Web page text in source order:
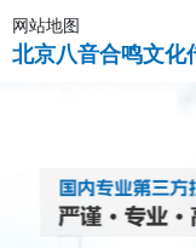
网站地图
北京八音合鸣文化